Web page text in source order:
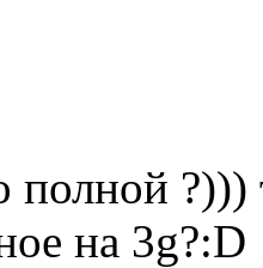
полной ?)))
на 3g?:D